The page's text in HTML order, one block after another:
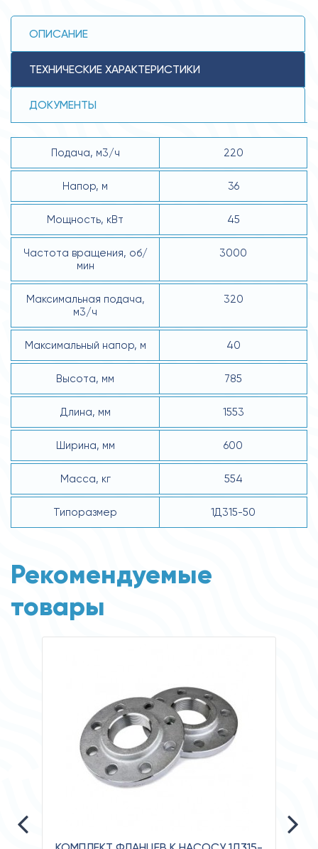
ОПИСАНИЕ
ТЕХНИЧЕСКИЕ ХАРАКТЕРИСТИКИ
ДОКУМЕНТЫ
Подача, м3/ч 220
Напор, м 36
Мощность, кВт 45
Частота вращения, об/
мин
3000
Максимальная подача,
м3/ч
320
Максимальный напор, м 40
Высота, мм 785
Длина, мм 1553
Ширина, мм 600
Масса, кг 554
Типоразмер 1Д315-50
Рекомендуемые
товары